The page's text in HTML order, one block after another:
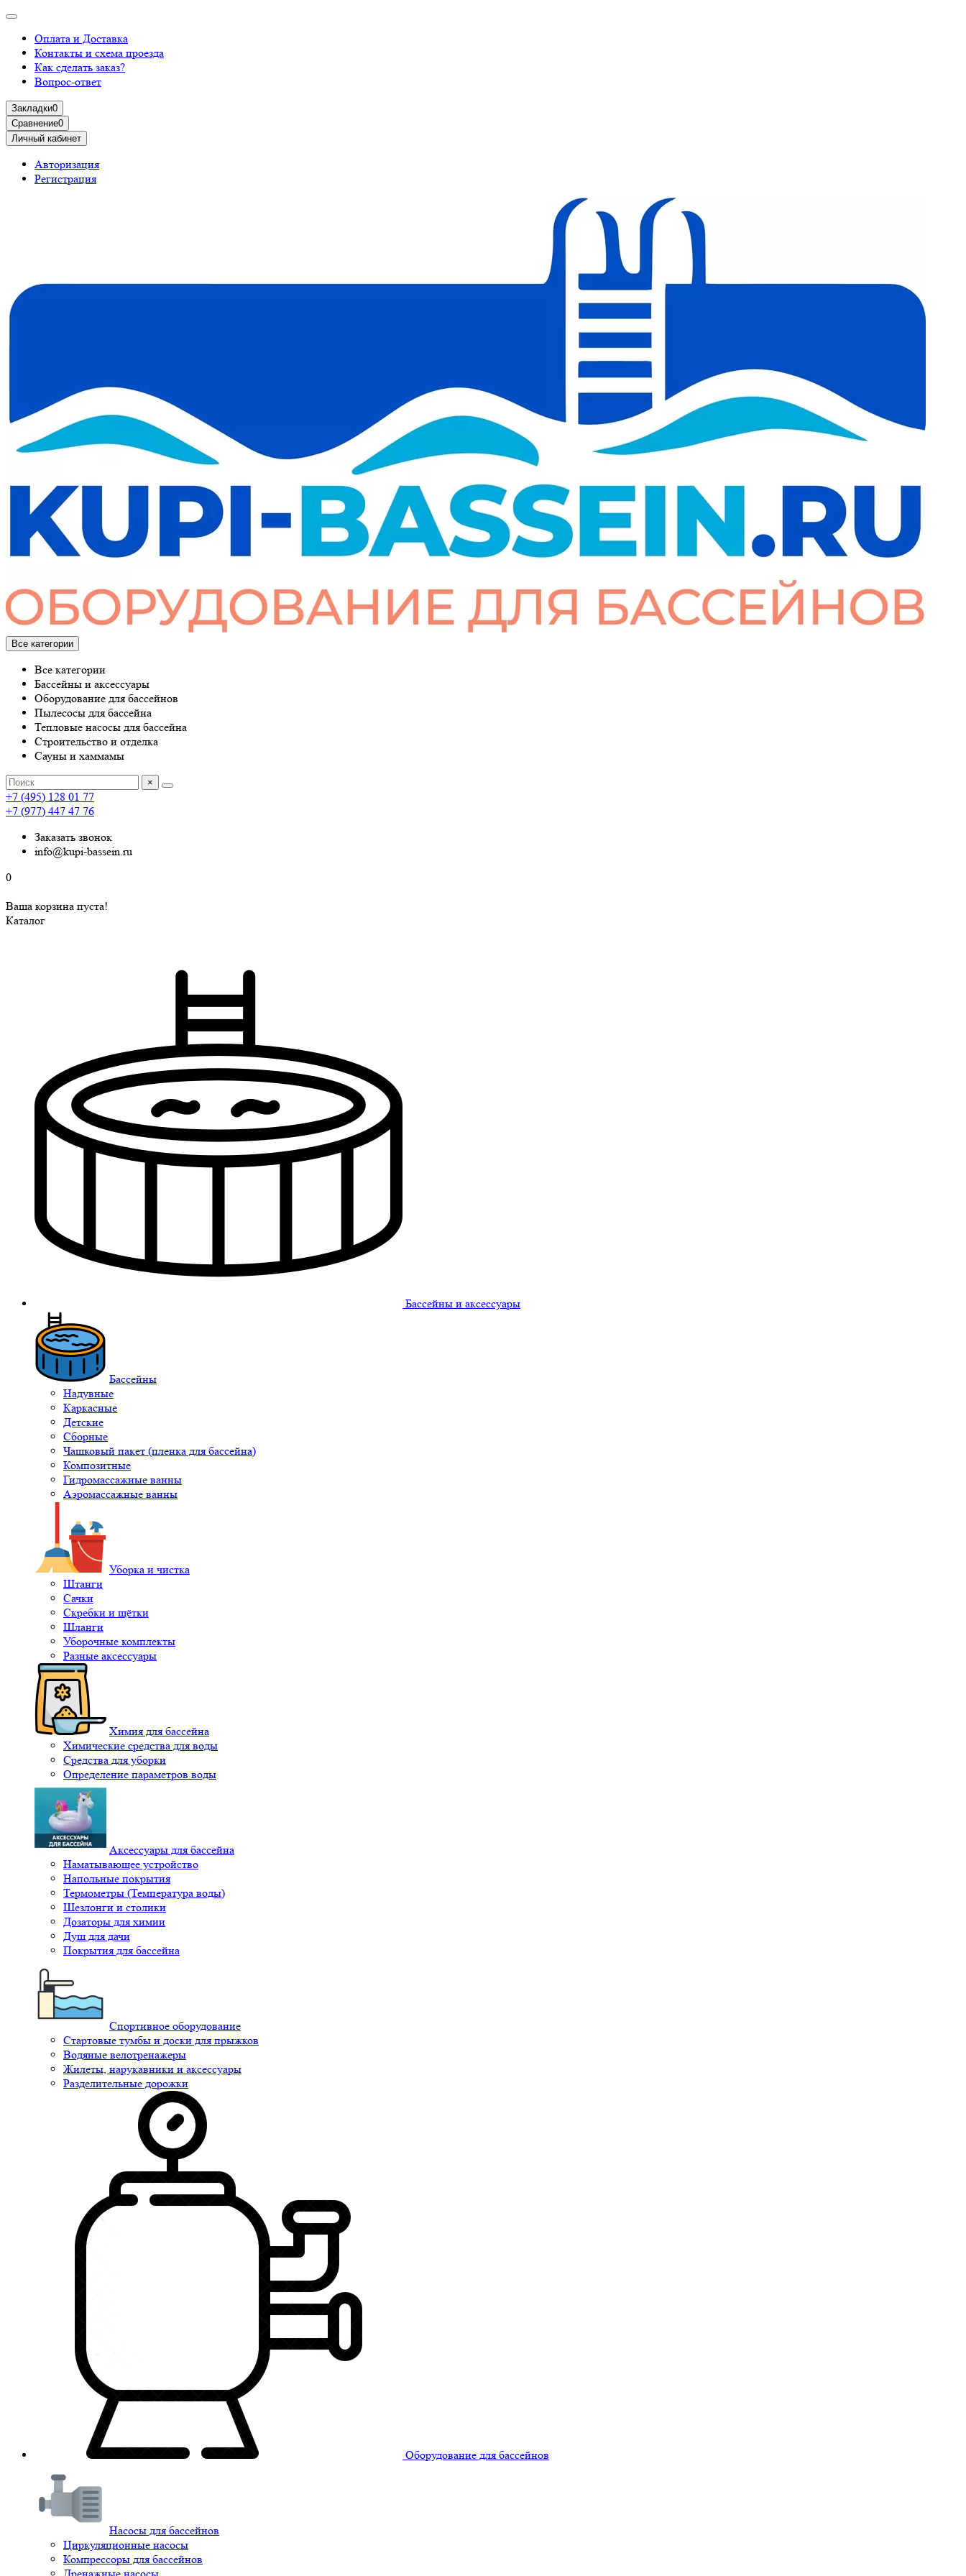
Оплата и Доставка
Контакты и схема проезда
Как сделать заказ?
Вопрос-ответ
Закладки0
Сравнение0
Личный кабинет
Авторизация
Регистрация
Все категории
Все категории
Бассейны и аксессуары
Оборудование для бассейнов
Пылесосы для бассейна
Тепловые насосы для бассейна
Строительство и отделка
Сауны и хаммамы
×
+7 (495) 128 01 77
+7 (977) 447 47 76
Заказать звонок
info@kupi-bassein.ru
0
Ваша корзина пуста!
Каталог
Бассейны и аксессуары
Бассейны
Надувные
Каркасные
Детские
Сборные
Чашковый пакет (пленка для бассейна)
Композитные
Гидромассажные ванны
Аэромассажные ванны
Уборка и чистка
Штанги
Сачки
Скребки и щётки
Шланги
Уборочные комплекты
Разные аксессуары
Химия для бассейна
Химические средства для воды
Средства для уборки
Определение параметров воды
Аксессуары для бассейна
Наматывающее устройство
Напольные покрытия
Термометры (Температура воды)
Шезлонги и столики
Дозаторы для химии
Душ для дачи
Покрытия для бассейна
Спортивное оборудование
Стартовые тумбы и доски для прыжков
Водяные велотренажеры
Жилеты, нарукавники и аксессуары
Разделительные дорожки
Оборудование для бассейнов
Насосы для бассейнов
Циркуляционные насосы
Компрессоры для бассейнов